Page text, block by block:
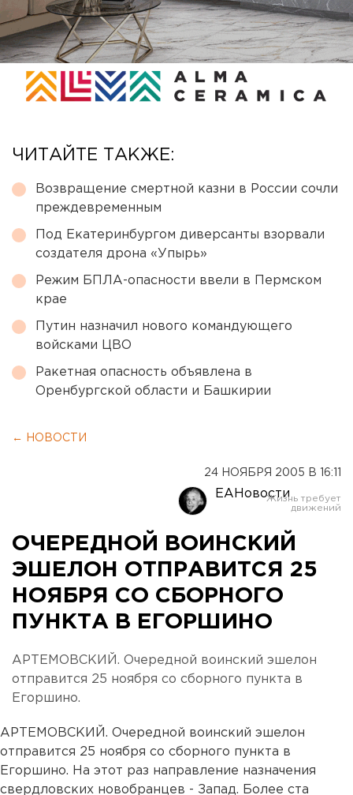
ЧИТАЙТЕ ТАКЖЕ:
Возвращение смертной казни в России сочли
преждевременным
Под Екатеринбургом диверсанты взорвали
создателя дрона «Упырь»
Режим БПЛА-опасности ввели в Пермском
крае
Путин назначил нового командующего
войсками ЦВО
Ракетная опасность объявлена в
Оренбургской области и Башкирии
← НОВОСТИ
24 НОЯБРЯ 2005 В 16:11
ЕАНовости
ОЧЕРЕДНОЙ ВОИНСКИЙ
ЭШЕЛОН ОТПРАВИТСЯ 25
НОЯБРЯ СО СБОРНОГО
ПУНКТА В ЕГОРШИНО
АРТЕМОВСКИЙ. Очередной воинский эшелон
отправится 25 ноября со сборного пункта в
Егоршино.
АРТЕМОВСКИЙ. Очередной воинский эшелон
отправится 25 ноября со сборного пункта в
Егоршино. На этот раз направление назначения
свердловских новобранцев - Запад. Более ста